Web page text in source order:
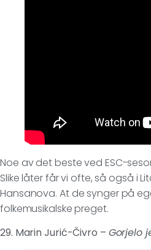
Noe av det beste ved ESC-
Slike låter får vi ofte, så også i
Hansanova. At de synger på
folkemusikalske preget.
29. Marin Jurić-Čivro – Gorjelo